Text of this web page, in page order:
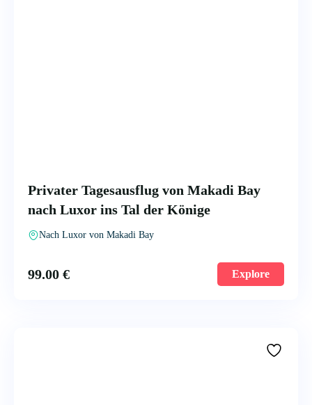
Privater Tagesausflug von Makadi Bay
nach Luxor ins Tal der Könige
Nach Luxor von Makadi Bay
99.00 € Explore